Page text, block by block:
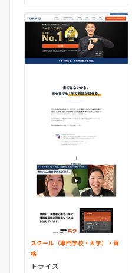
スクール（専門学校・大学）・資
格
トライズ